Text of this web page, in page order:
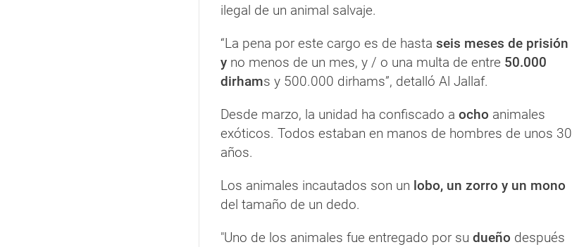
ilegal de un animal salvaje.
“La pena por este cargo es de hasta seis meses de prisión
y no menos de un mes, y / o una multa de entre 50.000
dirhams y 500.000 dirhams”, detalló Al Jallaf.
Desde marzo, la unidad ha confiscado a ocho animales
exóticos. Todos estaban en manos de hombres de unos 30
años.
Los animales incautados son un lobo, un zorro y un mono
del tamaño de un dedo.
"Uno de los animales fue entregado por su dueño después